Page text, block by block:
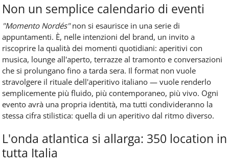
Non un semplice calendario di eventi
"Momento Nordés"non si esaurisce in una serie di
appuntamenti. È, nelle intenzioni del brand, un invito a
riscoprire la qualità dei momenti quotidiani: aperitivi con
musica, lounge all'aperto, terrazze al tramonto e conversazioni
che si prolungano fino a tarda sera. Il format non vuole
stravolgere il rituale dell'aperitivo italiano — vuole renderlo
semplicemente più fluido, più contemporaneo, più vivo. Ogni
evento avrà una propria identità, ma tutti condivideranno la
stessa cifra stilistica: quella di un aperitivo dal ritmo diverso.
L'onda atlantica si allarga: 350 location in
tutta Italia